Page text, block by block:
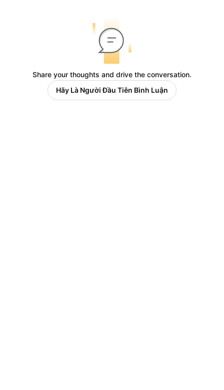
Share your thoughts and drive the conversation.
Hãy Là Người Đầu Tiên Bình Luận